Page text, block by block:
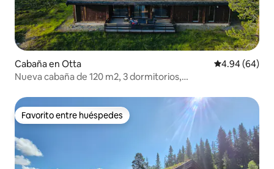
Cabaña en Otta Calificación
4.94 (64)
Nueva cabaña de 120 m2, 3 dormitorios,
Favorito entre huéspedes
Favorito entre huéspedes